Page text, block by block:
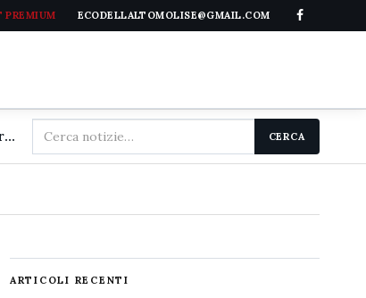
PREMIUM ECODELLALTOMOLISE@GMAIL.COM
Arma dei Carabinieri in lutto: se n'è andato troppo presto il luogotenente carica speciale Tommaso Stracqualursi
Cerca
nel
CERCA
ARTICOLI RECENTI